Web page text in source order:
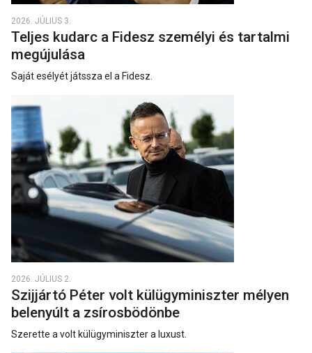
2026. JÚLIUS 3.
Teljes kudarc a Fidesz személyi és tartalmi
megújulása
Saját esélyét játssza el a Fidesz.
2026. JÚLIUS 2.
Szijjártó Péter volt külügyminiszter mélyen
belenyúlt a zsírosbödönbe
Szerette a volt külügyminiszter a luxust.